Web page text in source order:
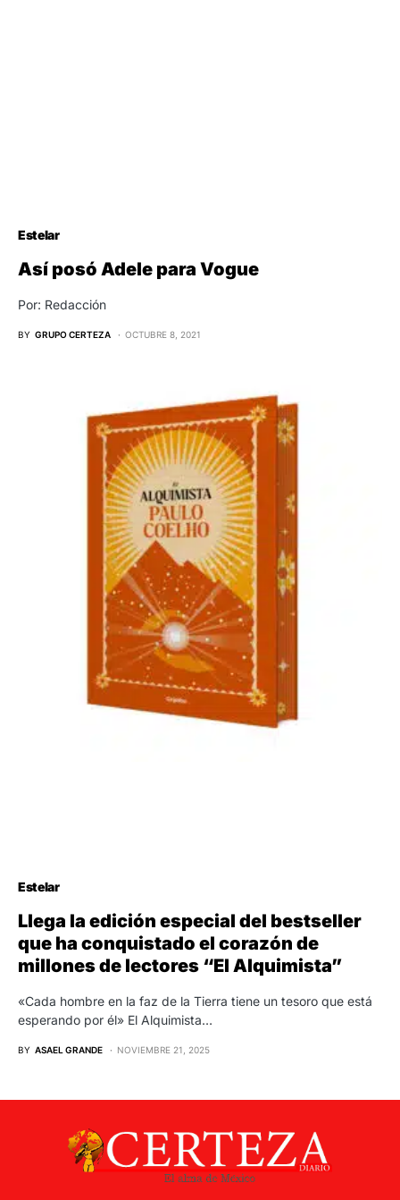
Estelar
Así posó Adele para Vogue
Por: Redacción
BY GRUPO CERTEZA OCTUBRE 8, 2021
Estelar
Llega la edición especial del bestseller
que ha conquistado el corazón de
millones de lectores “El Alquimista”
«Cada hombre en la faz de la Tierra tiene un tesoro que está
esperando por él» El Alquimista…
BY ASAEL GRANDE NOVIEMBRE 21, 2025